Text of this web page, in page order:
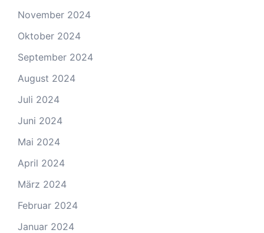
November 2024
Oktober 2024
September 2024
August 2024
Juli 2024
Juni 2024
Mai 2024
April 2024
März 2024
Februar 2024
Januar 2024